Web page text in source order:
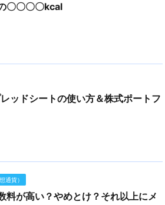
〇〇〇〇kcal
ッドシートの使い方＆株式ポートフ
通貨）
料が高い？やめとけ？それ以上にメ